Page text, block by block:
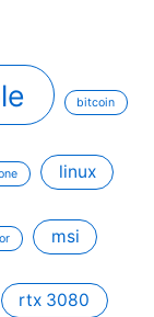
bitcoin
linux
msi
rtx 3080